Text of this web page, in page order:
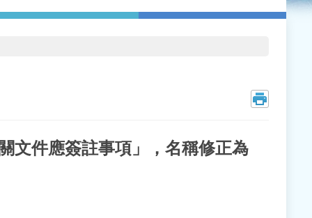
文件應簽註事項」，名稱修正為